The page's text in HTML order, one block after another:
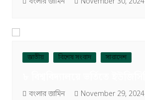
জাতীয় বিশেষ সংবাদ সারাদেশ
বংলার জামিন November 29, 2024